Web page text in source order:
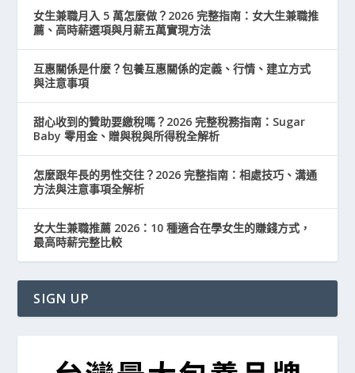
女生兼職月入 5 萬怎麼做？2026 完整指南：女大生兼職推
薦、高時薪選項與月薪五萬實現方法
互惠關係是什麼？包養互惠關係的定義、行情、建立方式
與注意事項
甜心收到的贊助要繳稅嗎？2026 完整稅務指南：Sugar
Baby 零用金、贈與稅與所得稅全解析
怎麼跟年長的男性交往？2026 完整指南：相處技巧、溝通
方法與注意事項全解析
女大生兼職推薦 2026：10 種適合在學女生的賺錢方式，
最高時薪完整比較
SIGN UP